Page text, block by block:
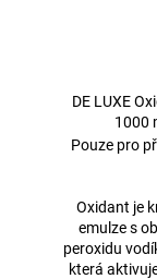
DE LUXE
1000
Pouze pro
Oxidant je
emulze s
peroxidu
která